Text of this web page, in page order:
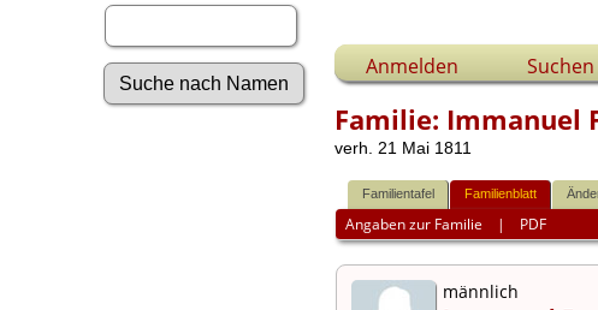
Anmelden Suchen
Familie: Immanuel
verh. 21 Mai 1811
Familientafel Familienblatt
Angaben zur Familie | PDF
männlich